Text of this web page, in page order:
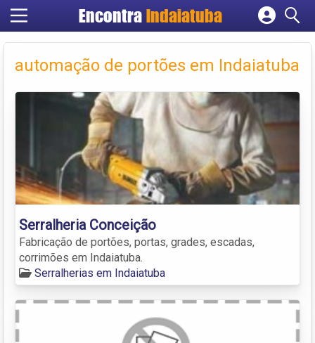
Encontra Indaiatuba
Cadastrar empresa
Fazer login
Criar conta
automação de portões em Indaiatuba
Serralheria Conceição
Fabricação de portões, portas, grades, escadas,
corrimões em Indaiatuba.
Serralherias em Indaiatuba